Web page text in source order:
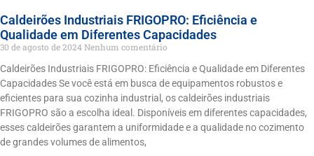
Caldeirões Industriais FRIGOPRO: Eficiência e
Qualidade em Diferentes Capacidades
30 de agosto de 2024 Nenhum comentário
Caldeirões Industriais FRIGOPRO: Eficiência e Qualidade em Diferentes
Capacidades Se você está em busca de equipamentos robustos e
eficientes para sua cozinha industrial, os caldeirões industriais
FRIGOPRO são a escolha ideal. Disponíveis em diferentes capacidades,
esses caldeirões garantem a uniformidade e a qualidade no cozimento
de grandes volumes de alimentos,